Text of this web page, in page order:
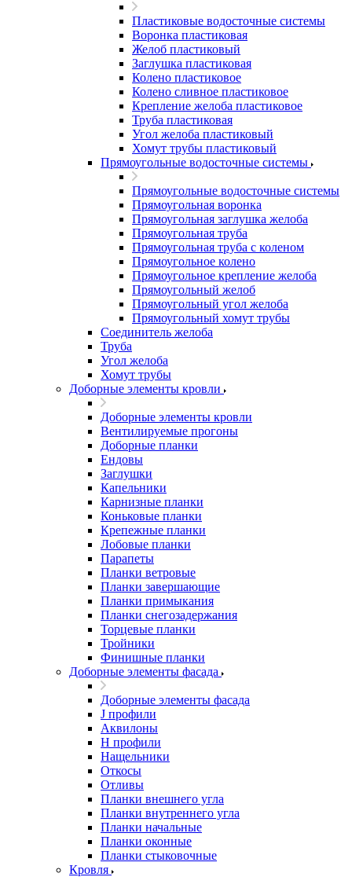
Пластиковые водосточные системы
Воронка пластиковая
Желоб пластиковый
Заглушка пластиковая
Колено пластиковое
Колено сливное пластиковое
Крепление желоба пластиковое
Труба пластиковая
Угол желоба пластиковый
Хомут трубы пластиковый
Прямоугольные водосточные системы
Прямоугольные водосточные системы
Прямоугольная воронка
Прямоугольная заглушка желоба
Прямоугольная труба
Прямоугольная труба c коленом
Прямоугольное колено
Прямоугольное крепление желоба
Прямоугольный желоб
Прямоугольный угол желоба
Прямоугольный хомут трубы
Соединитель желоба
Труба
Угол желоба
Хомут трубы
Доборные элементы кровли
Доборные элементы кровли
Вентилируемые прогоны
Доборные планки
Ендовы
Заглушки
Капельники
Карнизные планки
Коньковые планки
Крепежные планки
Лобовые планки
Парапеты
Планки ветровые
Планки завершающие
Планки примыкания
Планки снегозадержания
Торцевые планки
Тройники
Финишные планки
Доборные элементы фасада
Доборные элементы фасада
J профили
Аквилоны
Н профили
Нащельники
Откосы
Отливы
Планки внешнего угла
Планки внутреннего угла
Планки начальные
Планки оконные
Планки стыковочные
Кровля